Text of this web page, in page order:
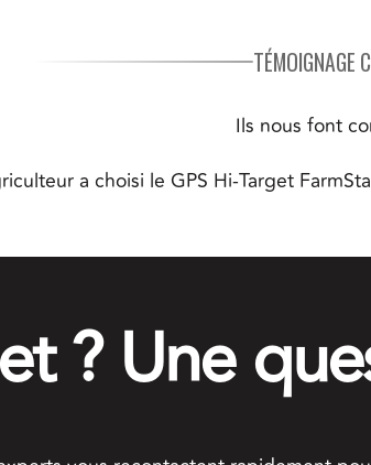
TÉMOIGNAGE
Ils nous font
a choisi le GPS Hi-Target
? Une